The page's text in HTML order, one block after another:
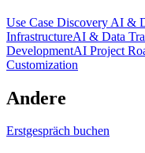
Use Case Discovery AI &
InfrastructureAI & Data
DevelopmentAI Project
Customization
Andere
Erstgespräch buchen